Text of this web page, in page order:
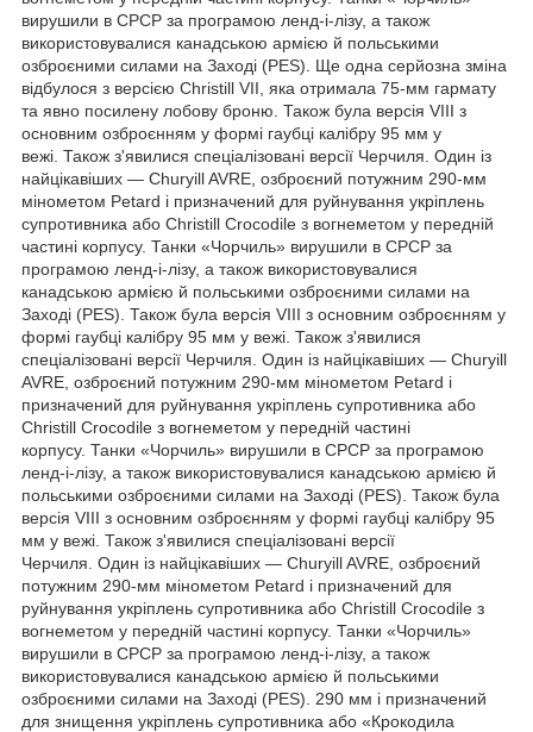
вирушили в СРСР за програмою ленд-і-лізу, а також
використовувалися канадською армією й польськими
озброєними силами на Заході (PES). Ще одна серйозна зміна
відбулося з версією Christill VII, яка отримала 75-мм гармату
та явно посилену лобову броню. Також була версія VIII з
основним озброєнням у формі гаубці калібру 95 мм у
вежі. Також з'явилися спеціалізовані версії Черчиля. Один із
найцікавіших — Churyill AVRE, озброєний потужним 290-мм
мінометом Petard і призначений для руйнування укріплень
супротивника або Christill Crocodile з вогнеметом у передній
частині корпусу. Танки «Чорчиль» вирушили в СРСР за
програмою ленд-і-лізу, а також використовувалися
канадською армією й польськими озброєними силами на
Заході (PES). Також була версія VIII з основним озброєнням у
формі гаубці калібру 95 мм у вежі. Також з'явилися
спеціалізовані версії Черчиля. Один із найцікавіших — Churyill
AVRE, озброєний потужним 290-мм мінометом Petard і
призначений для руйнування укріплень супротивника або
Christill Crocodile з вогнеметом у передній частині
корпусу. Танки «Чорчиль» вирушили в СРСР за програмою
ленд-і-лізу, а також використовувалися канадською армією й
польськими озброєними силами на Заході (PES). Також була
версія VIII з основним озброєнням у формі гаубці калібру 95
мм у вежі. Також з'явилися спеціалізовані версії
Черчиля. Один із найцікавіших — Churyill AVRE, озброєний
потужним 290-мм мінометом Petard і призначений для
руйнування укріплень супротивника або Christill Crocodile з
вогнеметом у передній частині корпусу. Танки «Чорчиль»
вирушили в СРСР за програмою ленд-і-лізу, а також
використовувалися канадською армією й польськими
озброєними силами на Заході (PES). 290 мм і призначений
для знищення укріплень супротивника або «Крокодила